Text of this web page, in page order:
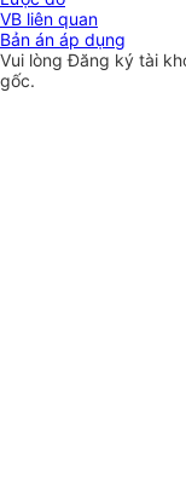
VB liên quan
Bản án áp dụng
Vui lòngĐăng ký tài
gốc.